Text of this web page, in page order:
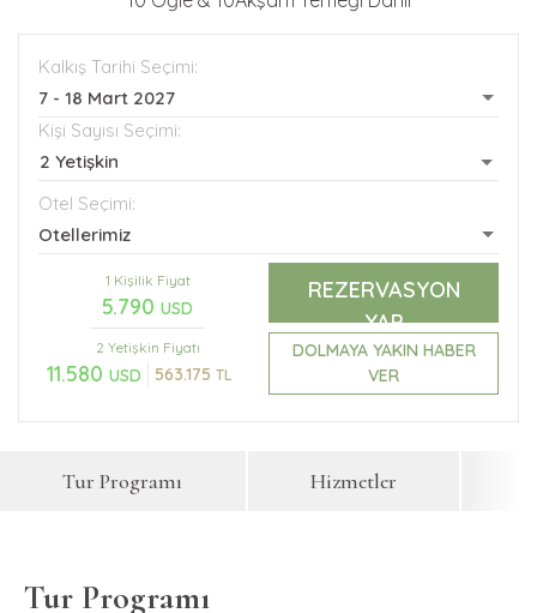
Kalkış Tarihi Seçimi:
7 - 18 Mart 2027
Kişi Sayısı Seçimi:
2 Yetişkin
Otel Seçimi:
Otellerimiz
1 Kişilik Fiyat
5.790 USD
2 Yetişkin Fiyatı
11.580 USD 563.175 TL
REZERVASYON
YAP
DOLMAYA YAKIN HABER
VER
Tur Programı Hizmetler
Tur Programı